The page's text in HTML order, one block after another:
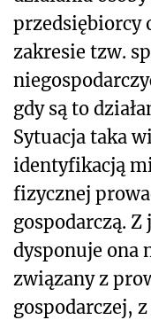
przedsiębiorcy
zakresie tzw.
gdy są to
Sytuacja taka
identyfikacją
fizycznej
gospodarczą.
dysponuje ona
związany z
gospodarczej,